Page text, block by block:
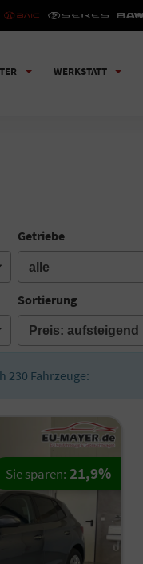
WERKSTATT
Getriebe
Sortierung
230 Fahrzeuge:
Sie sparen: 21,9%